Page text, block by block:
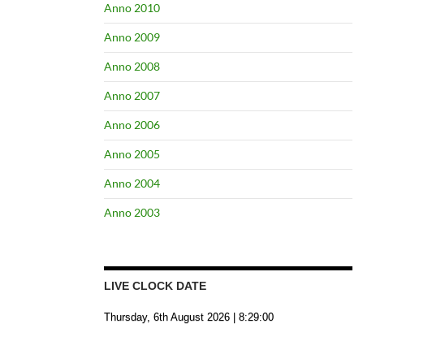
Anno 2010
Anno 2009
Anno 2008
Anno 2007
Anno 2006
Anno 2005
Anno 2004
Anno 2003
LIVE CLOCK DATE
Thursday, 6th August 2026 | 8:29:01